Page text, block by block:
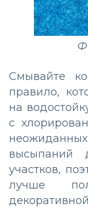
Смывайте
правило,
на
с
высыпаний
участков,
лучше